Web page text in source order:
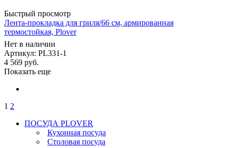
Быстрый просмотр
Лента-прокладка для гриля/66 см, армированная
термостойкая, Plover
Нет в наличии
Артикул: PL331-1
4 569 руб.
Показать еще
1 2
ПОСУДА PLOVER
Кухонная посуда
Столовая посуда